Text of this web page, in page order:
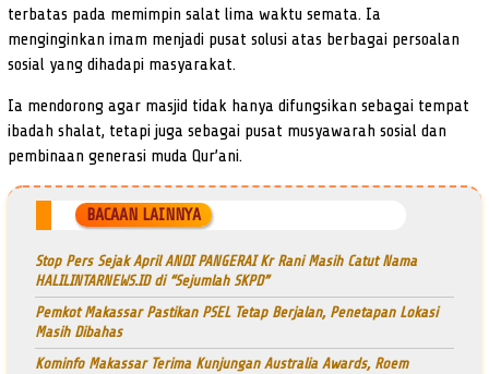
terbatas pada memimpin salat lima waktu semata. Ia
menginginkan imam menjadi pusat solusi atas berbagai persoalan
sosial yang dihadapi masyarakat.
Ia mendorong agar masjid tidak hanya difungsikan sebagai tempat
ibadah shalat, tetapi juga sebagai pusat musyawarah sosial dan
pembinaan generasi muda Qur’ani.
BACAAN LAINNYA
Stop Pers Sejak April ANDI PANGERAI Kr Rani Masih Catut Nama
HALILINTARNEWS.ID di “Sejumlah SKPD”
Pemkot Makassar Pastikan PSEL Tetap Berjalan, Penetapan Lokasi
Masih Dibahas
Kominfo Makassar Terima Kunjungan Australia Awards, Roem